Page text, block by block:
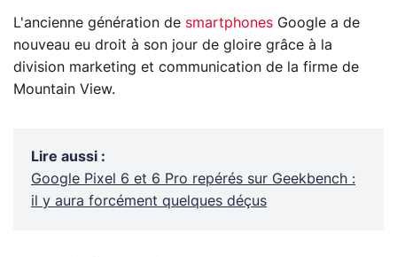
L'ancienne génération de smartphones Google a de
nouveau eu droit à son jour de gloire grâce à la
division marketing et communication de la firme de
Mountain View.
Lire aussi :
Google Pixel 6 et 6 Pro repérés sur Geekbench :
il y aura forcément quelques déçus